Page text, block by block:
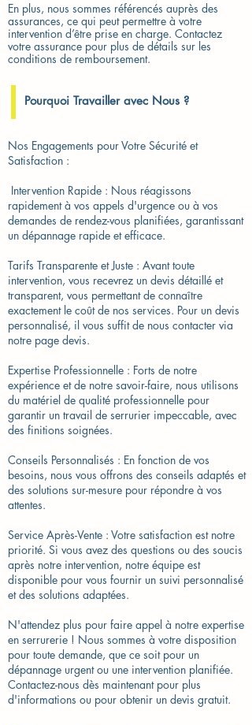
En plus, nous sommes référencés auprès des
assurances, ce qui peut permettre à votre
intervention d’être prise en charge. Contactez
votre assurance pour plus de détails sur les
conditions de remboursement.
Pourquoi Travailler avec Nous ?
Nos Engagements pour Votre Sécurité et
Satisfaction :
​ Intervention Rapide : Nous réagissons
rapidement à vos appels d'urgence ou à vos
demandes de rendez-vous planifiées, garantissant
un dépannage rapide et efficace.
Tarifs Transparente et Juste : Avant toute
intervention, vous recevrez un devis détaillé et
transparent, vous permettant de connaître
exactement le coût de nos services. Pour un devis
personnalisé, il vous suffit de nous contacter via
notre page devis.
Expertise Professionnelle : Forts de notre
expérience et de notre savoir-faire, nous utilisons
du matériel de qualité professionnelle pour
garantir un travail de serrurier impeccable, avec
des finitions soignées.
Conseils Personnalisés : En fonction de vos
besoins, nous vous offrons des conseils adaptés et
des solutions sur-mesure pour répondre à vos
attentes.
Service Après-Vente : Votre satisfaction est notre
priorité. Si vous avez des questions ou des soucis
après notre intervention, notre équipe est
disponible pour vous fournir un suivi personnalisé
et des solutions adaptées.
N'attendez plus pour faire appel à notre expertise
en serrurerie ! Nous sommes à votre disposition
pour toute demande, que ce soit pour un
dépannage urgent ou une intervention planifiée.
Contactez-nous dès maintenant pour plus
d'informations ou pour obtenir un devis gratuit.